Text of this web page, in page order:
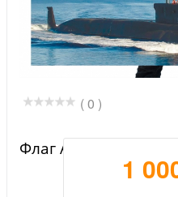
( 0 )
Флаг АПЛ К-551
1